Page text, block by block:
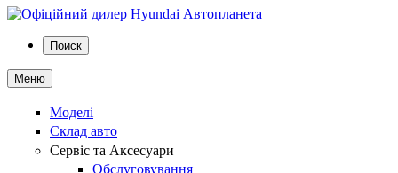
Поиск
Меню
Моделі
Склад авто
Сервіс та Аксесуари
Обслуговування